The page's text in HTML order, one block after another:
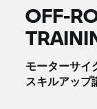
OFF-
モーターサイ
スキルアップ